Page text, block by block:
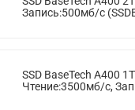
Запись:500мб/с
SSD BaseTech A400
Чтение:3500мб/с,